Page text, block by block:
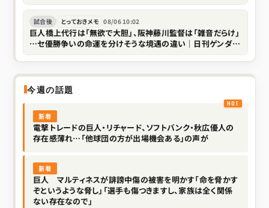
試合後 とっておきメモ 08/06 10:02
巨人橋上代行は「無欲で大胆」、阪神藤川監督は「雑音だらけ」
…セ優勝争いの命運を分けそうな境遇の違い｜日刊ゲンダイ
今週の話題
新着
電撃トレードの巨人・リチャード、ソフトバンク・秋広優人の
存在感薄れ…「他球団の方が出場機会ある」の声が
新着
巨人 マルティネスが誹謗中傷の被害を明かす「命を脅かす
ぞというような脅し」「選手も傷つきますし、家族は全く関係
ない存在なので」